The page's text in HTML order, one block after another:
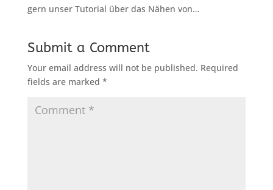
gern unser Tutorial über das Nähen von…
Submit a Comment
Your email address will not be published. Required
fields are marked *